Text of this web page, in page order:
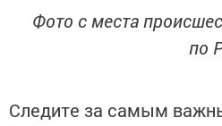
Фото с места
по
Следите за самым